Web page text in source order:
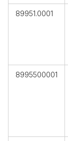
89951.0001
8995500001